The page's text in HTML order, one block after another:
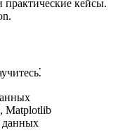
кейсы.​
Matplotlib
данных